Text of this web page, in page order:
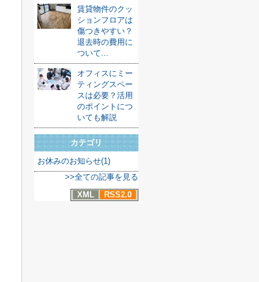
賃貸物件のクッ
ションフロアは
傷つきやすい？
退去時の費用に
ついて...
オフィスにミー
ティングスペー
スは必要？活用
のポイントにつ
いても解説
カテゴリ
お休みのお知らせ(1)
>>全ての記事を見る
XML
RSS2.0